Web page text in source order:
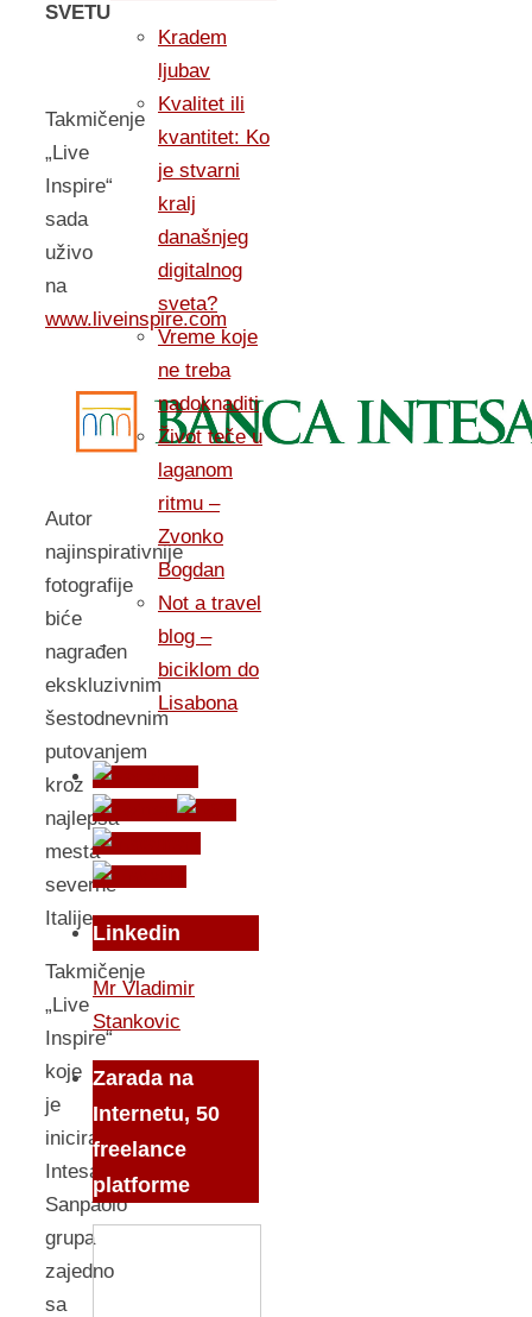
SVETU
Takmičenje
„Live
Inspire“
sada
uživo
na
www.liveinspire.com
Autor
najinspirativnije
fotografije
biće
nagrađen
ekskluzivnim
šestodnevnim
putovanjem
kroz
najlepša
mesta
severne
Italije.
Takmičenje
„Live
Inspire“
koje
je
inicirala
Intesa
Sanpaolo
grupa
zajedno
sa
Kradem
ljubav
Kvalitet ili
kvantitet: Ko
je stvarni
kralj
današnjeg
digitalnog
sveta?
Vreme koje
ne treba
nadoknaditi
Život teče u
laganom
ritmu –
Zvonko
Bogdan
Not a travel
blog –
biciklom do
Lisabona
Linkedin
Mr Vladimir
Stankovic
Zarada na
Internetu, 50
freelance
platforme